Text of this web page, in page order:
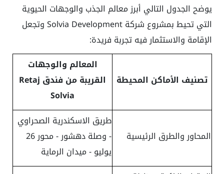
يوضح الجدول التالي أبرز معالم الجذب والوجهات الحيوية
التي تحيط بمشروع شركة Solvia Development وتجعل
الإقامة والاستثمار فيه تجربة فريدة:
تصنيف الأماكن المحيطة
المعالم والوجهات
القريبة من فندق Retaj
Solvia
المحاور والطرق الرئيسية
طريق الاسكندرية الصحراوي
- وصلة دهشور - محور 26
يوليو - ميدان الرماية